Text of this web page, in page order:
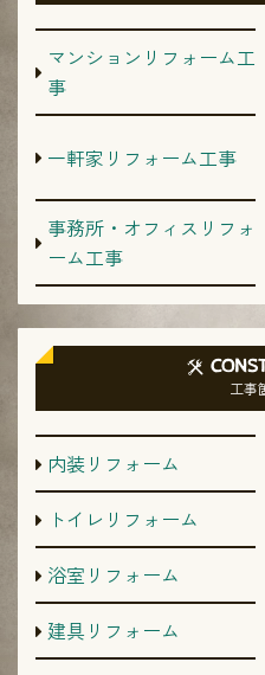
マンションリフォーム工
事
一軒家リフォーム工事
事務所・オフィスリフォ
ーム工事
工事
内装リフォーム
トイレリフォーム
浴室リフォーム
建具リフォーム